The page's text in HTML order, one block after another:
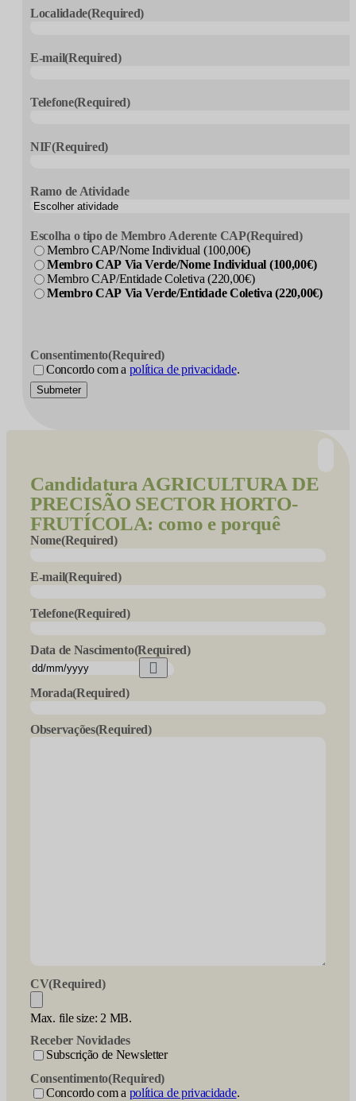
Localidade(Required)
E-mail(Required)
Telefone(Required)
NIF(Required)
Ramo de Atividade
Escolha o tipo de Membro Aderente CAP(Required)
Membro CAP/Nome Individual (100,00€)
Membro CAP Via Verde/Nome Individual (100,00€)
Membro CAP/Entidade Coletiva (220,00€)
Membro CAP Via Verde/Entidade Coletiva (220,00€)
Consentimento(Required)
Concordo com a política de privacidade.
Submeter
Candidatura AGRICULTURA DE
PRECISÃO SECTOR HORTO-
FRUTÍCOLA: como e porquê
Nome(Required)
E-mail(Required)
Telefone(Required)
Data de Nascimento(Required)
Morada(Required)
Observações(Required)
CV(Required)
Max. file size: 2 MB.
Receber Novidades
Subscrição de Newsletter
Consentimento(Required)
Concordo com a política de privacidade.